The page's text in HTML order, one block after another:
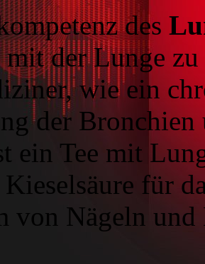
des
mit der Lunge
wie ein
der Bronchien
ein Tee mit
für
von Nägeln und